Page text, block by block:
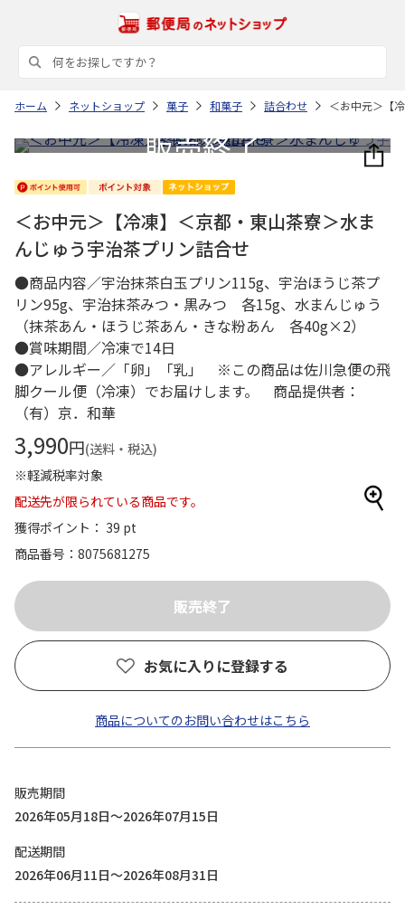
ホーム ネットショップ 菓子 和菓子 詰合わせ ＜お中元＞【
＜お中元＞【冷凍】＜京都・東山茶寮＞水ま
んじゅう宇治茶プリン詰合せ
●商品内容／宇治抹茶白玉プリン115g、宇治ほうじ茶プ
リン95g、宇治抹茶みつ・黒みつ 各15g、水まんじゅう
（抹茶あん・ほうじ茶あん・きな粉あん 各40g×2）
●賞味期間／冷凍で14日
●アレルギー／「卵」「乳」 ※この商品は佐川急便の飛
脚クール便（冷凍）でお届けします。 商品提供者：
（有）京．和華
3,990円(送料・税込)
※軽減税率対象
配送先が限られている商品です。
獲得ポイント： 39 pt
商品番号
8075681275
お気に入りに登録する
商品についてのお問い合わせはこちら
販売期間
2026年05月18日～2026年07月15日
配送期間
2026年06月11日～2026年08月31日